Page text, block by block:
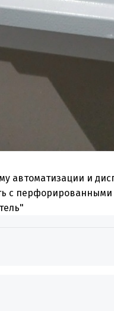
автоматизации и
с